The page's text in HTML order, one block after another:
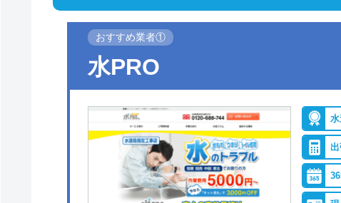
おすすめ業者①
水PRO